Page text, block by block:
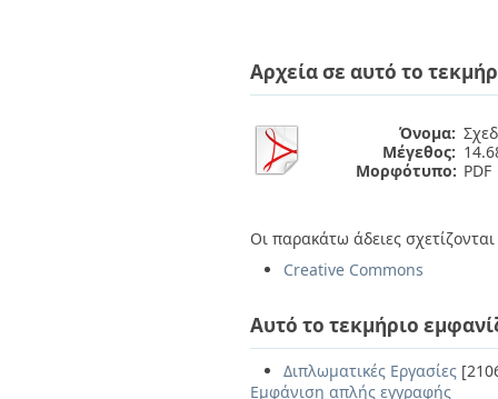
Αρχεία σε αυτό το
Όνομα:
Μέγεθος:
Μορφότυπο: PDF
Οι παρακάτω άδειες
Creative Commons
Αυτό το τεκμήριο
Διπλωματικές Εργασίες
Εμφάνιση απλής εγγραφής